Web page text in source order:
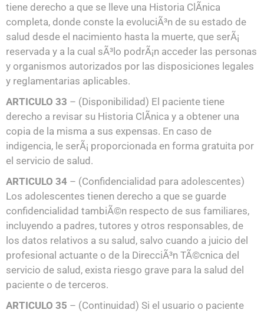
tiene derecho a que se lleve una Historia ClÃ­nica
completa, donde conste la evoluciÃ³n de su estado de
salud desde el nacimiento hasta la muerte, que serÃ¡
reservada y a la cual sÃ³lo podrÃ¡n acceder las personas
y organismos autorizados por las disposiciones legales
y reglamentarias aplicables.
ARTICULO 33 – (Disponibilidad) El paciente tiene
derecho a revisar su Historia ClÃ­nica y a obtener una
copia de la misma a sus expensas. En caso de
indigencia, le serÃ¡ proporcionada en forma gratuita por
el servicio de salud.
ARTICULO 34 – (Confidencialidad para adolescentes)
Los adolescentes tienen derecho a que se guarde
confidencialidad tambiÃ©n respecto de sus familiares,
incluyendo a padres, tutores y otros responsables, de
los datos relativos a su salud, salvo cuando a juicio del
profesional actuante o de la DirecciÃ³n TÃ©cnica del
servicio de salud, exista riesgo grave para la salud del
paciente o de terceros.
ARTICULO 35 – (Continuidad) Si el usuario o paciente